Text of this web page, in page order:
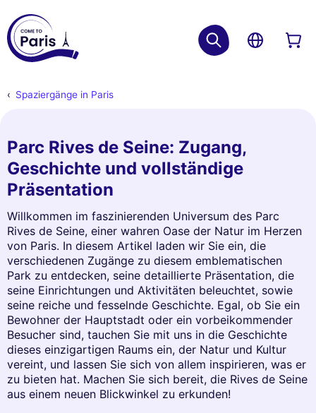
Spaziergänge in Paris
Parc Rives de Seine: Zugang,
Geschichte und vollständige
Präsentation
Willkommen im faszinierenden Universum des Parc
Rives de Seine, einer wahren Oase der Natur im Herzen
von Paris. In diesem Artikel laden wir Sie ein, die
verschiedenen Zugänge zu diesem emblematischen
Park zu entdecken, seine detaillierte Präsentation, die
seine Einrichtungen und Aktivitäten beleuchtet, sowie
seine reiche und fesselnde Geschichte. Egal, ob Sie ein
Bewohner der Hauptstadt oder ein vorbeikommender
Besucher sind, tauchen Sie mit uns in die Geschichte
dieses einzigartigen Raums ein, der Natur und Kultur
vereint, und lassen Sie sich von allem inspirieren, was er
zu bieten hat. Machen Sie sich bereit, die Rives de Seine
aus einem neuen Blickwinkel zu erkunden!